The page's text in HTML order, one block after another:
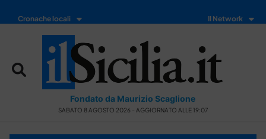
Cronache locali Il Network
Fondato da Maurizio Scaglione
SABATO 8 AGOSTO 2026 - AGGIORNATO ALLE 19:07